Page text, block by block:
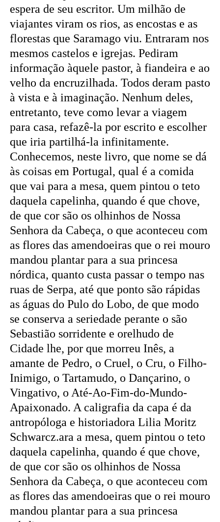
espera de seu escritor. Um milhão de
viajantes viram os rios, as encostas e as
florestas que Saramago viu. Entraram nos
mesmos castelos e igrejas. Pediram
informação àquele pastor, à fiandeira e ao
velho da encruzilhada. Todos deram pasto
à vista e à imaginação. Nenhum deles,
entretanto, teve como levar a viagem
para casa, refazê-la por escrito e escolher
que iria partilhá-la infinitamente.
Conhecemos, neste livro, que nome se dá
às coisas em Portugal, qual é a comida
que vai para a mesa, quem pintou o teto
daquela capelinha, quando é que chove,
de que cor são os olhinhos de Nossa
Senhora da Cabeça, o que aconteceu com
as flores das amendoeiras que o rei mouro
mandou plantar para a sua princesa
nórdica, quanto custa passar o tempo nas
ruas de Serpa, até que ponto são rápidas
as águas do Pulo do Lobo, de que modo
se conserva a seriedade perante o são
Sebastião sorridente e orelhudo de
Cidade lhe, por que morreu Inês, a
amante de Pedro, o Cruel, o Cru, o Filho-
Inimigo, o Tartamudo, o Dançarino, o
Vingativo, o Até-Ao-Fim-do-Mundo-
Apaixonado. A caligrafia da capa é da
antropóloga e historiadora Lilia Moritz
Schwarcz.ara a mesa, quem pintou o teto
daquela capelinha, quando é que chove,
de que cor são os olhinhos de Nossa
Senhora da Cabeça, o que aconteceu com
as flores das amendoeiras que o rei mouro
mandou plantar para a sua princesa